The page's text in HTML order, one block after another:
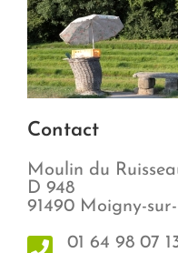
Contact
Moulin du
D 948
91490 Moigny-
01 64 98 07